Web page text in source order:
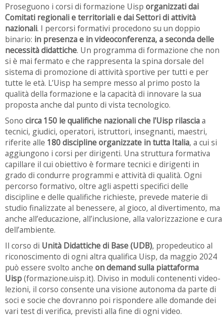
Proseguono i corsi di formazione Uisp organizzati dai
Comitati regionali e territoriali e dai Settori di attività
nazionali. I percorsi formativi procedono su un doppio
binario: in presenza e in videoconferenza, a seconda delle
necessità didattiche. Un programma di formazione che non
si è mai fermato e che rappresenta la spina dorsale del
sistema di promozione di attività sportive per tutti e per
tutte le età. L’Uisp ha sempre messo al primo posto la
qualità della formazione e la capacità di innovare la sua
proposta anche dal punto di vista tecnologico.
Sono circa 150 le qualifiche nazionali che l'Uisp rilasciaa
tecnici, giudici, operatori, istruttori, insegnanti, maestri,
riferite alle 180 discipline organizzate in tutta Italia, a cui si
aggiungono i corsi per dirigenti. Una struttura formativa
capillare il cui obiettivo è formare tecnici e dirigenti in
grado di condurre programmi e attività di qualità. Ogni
percorso formativo, oltre agli aspetti specifici delle
discipline e delle qualifiche richieste, prevede materie di
studio finalizzate al benessere, al gioco, al divertimento, ma
anche all’educazione, all’inclusione, alla valorizzazione e cura
dell’ambiente.
Il corso di Unità Didattiche di Base (UDB), propedeutico al
riconoscimento di ogni altra qualifica Uisp, da maggio 2024
può essere svolto anche on demand sulla piattaforma
Uisp(formazione.uisp.it). Diviso in moduli contenenti video-
lezioni, il corso consente una visione autonoma da parte di
soci e socie che dovranno poi rispondere alle domande dei
vari test di verifica, previsti alla fine di ogni video.